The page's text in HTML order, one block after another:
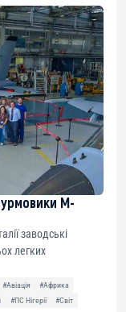
M-
заводські
легких
#Авіація
#Африка
#ПС Нігерії
#Світ